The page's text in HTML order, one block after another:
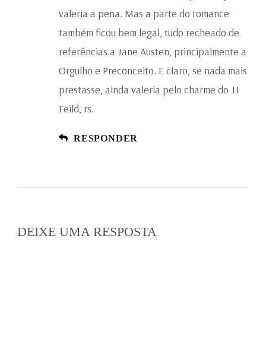
valeria a pena. Mas a parte do romance
também ficou bem legal, tudo recheado de
referências a Jane Austen, principalmente a
Orgulho e Preconceito. E claro, se nada mais
prestasse, ainda valeria pelo charme do JJ
Feild, rs.
RESPONDER
DEIXE UMA RESPOSTA